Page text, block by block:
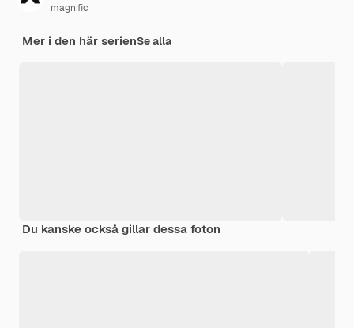
magnific
Mer i den här serienSe alla
Du kanske också gillar dessa foton